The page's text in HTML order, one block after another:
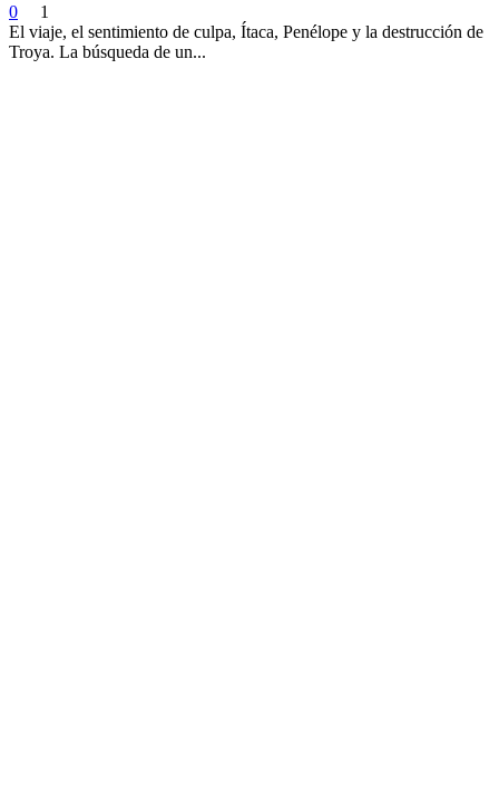
0
1
El viaje, el sentimiento de culpa, Ítaca, Penélope y la destrucción de
Troya. La búsqueda de un...